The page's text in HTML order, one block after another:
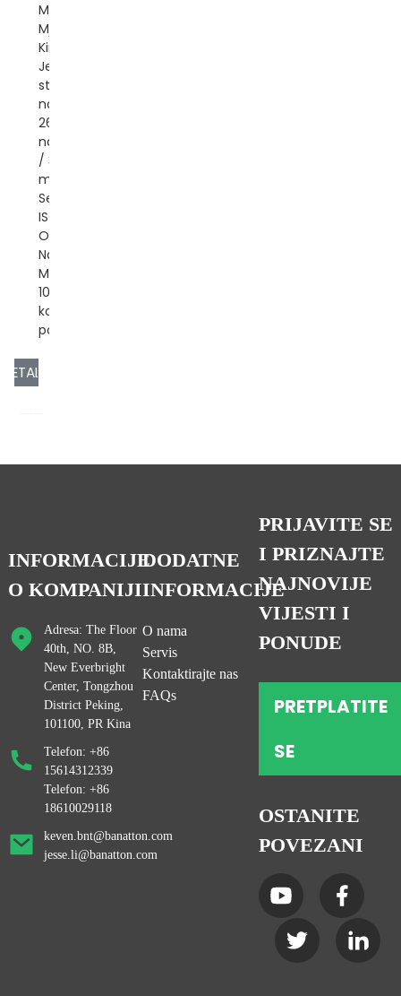
Marka: Banatton
Mjesto porijekla:
Kina Faza:
Jednofazna vrsta
struje: AC Ulazni
napon: 140-
260VAC Izlazni
napon: 220V±1,5%
/ 3% Tip: Servo
motor Kontrola
Sertifikat:
ISO/CE/ROHS
OEM/ODM: Da
Napajanje
Mogućnost:
10000
komada/komada
po mjesecu...
DETALJ
INFORMACIJE
O KOMPANIJI
Adresa: The Floor
40th, NO. 8B,
New Everbright
Center, Tongzhou
District Peking,
101100, PR Kina
Telefon: +86
15614312339
Telefon: +86
18610029118
keven.bnt@banatton.com
jesse.li@banatton.com
DODATNE
INFORMACIJE
O nama
Servis
Kontaktirajte nas
FAQs
PRIJAVITE SE
I PRIZNAJTE
NAJNOVIJE
VIJESTI I
PONUDE
PRETPLATITE
SE
OSTANITE
POVEZANI